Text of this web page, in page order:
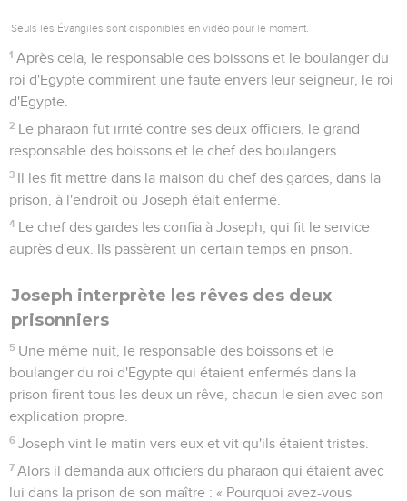
Seuls les Évangiles sont disponibles en vidéo pour le moment.
1 Après cela, le responsable des boissons et le boulanger du
roi d'Egypte commirent une faute envers leur seigneur, le roi
d'Egypte.
2 Le pharaon fut irrité contre ses deux officiers, le grand
responsable des boissons et le chef des boulangers.
3 Il les fit mettre dans la maison du chef des gardes, dans la
prison, à l'endroit où Joseph était enfermé.
4 Le chef des gardes les confia à Joseph, qui fit le service
auprès d'eux. Ils passèrent un certain temps en prison.
Joseph interprète les rêves des deux
prisonniers
5 Une même nuit, le responsable des boissons et le
boulanger du roi d'Egypte qui étaient enfermés dans la
prison firent tous les deux un rêve, chacun le sien avec son
explication propre.
6 Joseph vint le matin vers eux et vit qu'ils étaient tristes.
7 Alors il demanda aux officiers du pharaon qui étaient avec
lui dans la prison de son maître : « Pourquoi avez-vous